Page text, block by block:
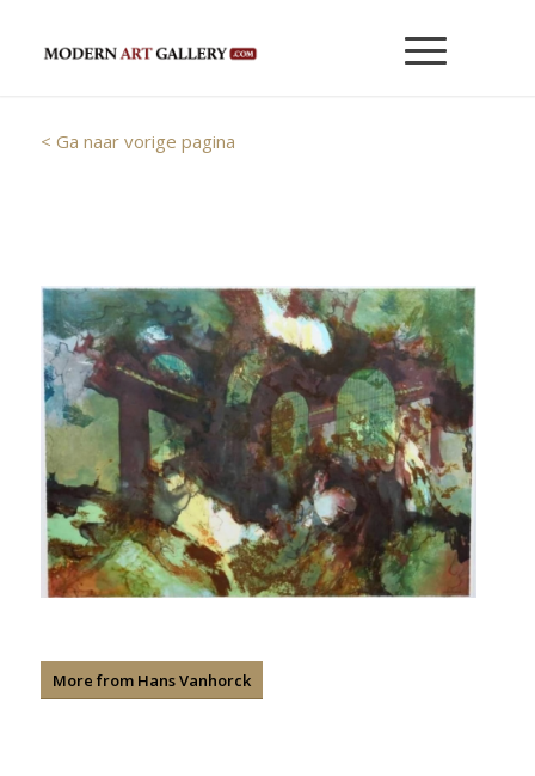
< Ga naar vorige pagina
More from Hans Vanhorck